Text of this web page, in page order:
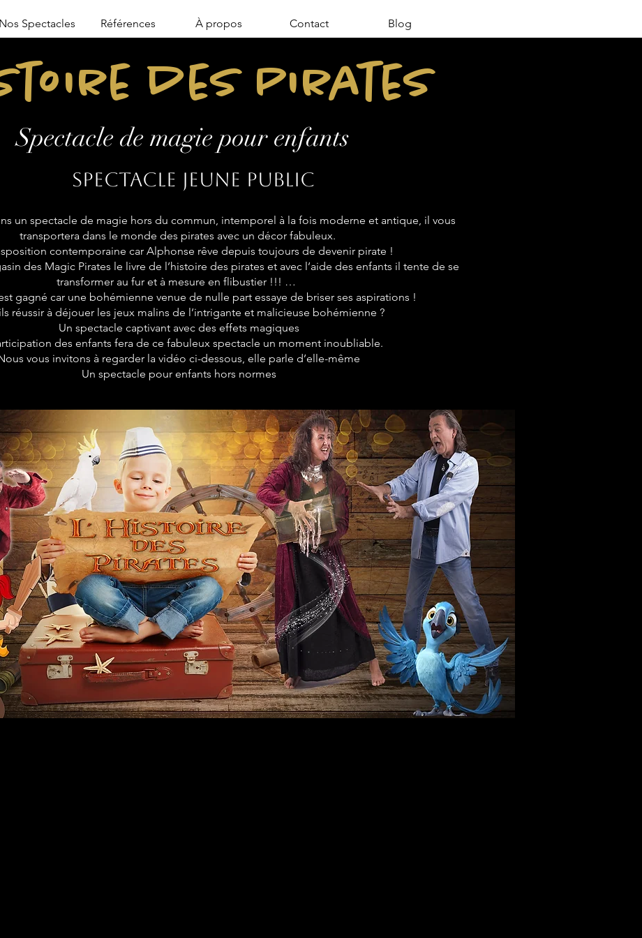
Nos Spectacles Références À propos Contact Blog
des Pirates
Spectacle de magie pour enfants
Spectacle jeune public
un spectacle de magie hors du commun, intemporel à la fois moderne et antique, il vous
transportera dans le monde des pirates avec un décor fabuleux.
contemporaine car Alphonse rêve depuis toujours de devenir pirate !
des Magic Pirates le livre de l’histoire des pirates et avec l’aide des enfants il tente de se
transformer au fur et à mesure en flibustier !!! …
gagné car une bohémienne venue de nulle part essaye de briser ses aspirations !
réussir à déjouer les jeux malins de l’intrigante et malicieuse bohémienne ?
Un spectacle captivant avec des effets magiques
des enfants fera de ce fabuleux spectacle un moment inoubliable.
vous invitons à regarder la vidéo ci-dessous, elle parle d’elle-même
Un spectacle pour enfants hors normes